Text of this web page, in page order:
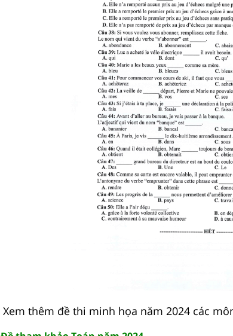
Xem thêm đề thi minh họa năm 2024 các